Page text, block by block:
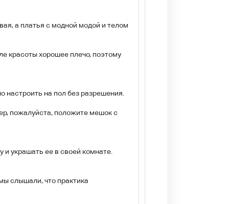
а платья с модной модой и телом
красоты хорошее плечо, поэтому
на пол без разрешения.
пожалуйста, положите мешок с
украшать ее в своей комнате.
слышали, что практика